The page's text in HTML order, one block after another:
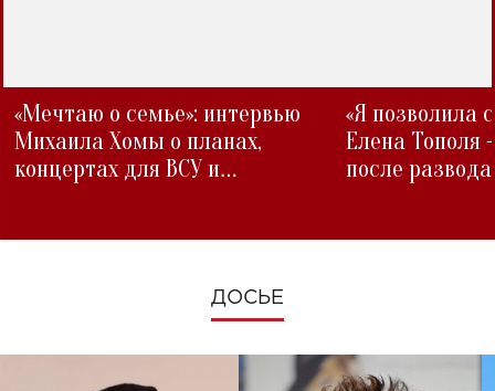
«Мечтаю о семье»: интервью
Михаила Хомы о планах,
концертах для ВСУ и
«Я позволила
Елена Тополя
после развода
ДОСЬЕ